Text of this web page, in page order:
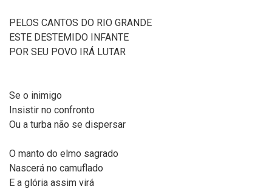
PELOS CANTOS DO RIO GRANDE
ESTE DESTEMIDO INFANTE
POR SEU POVO IRÁ LUTAR
Se o inimigo
Insistir no confronto
Ou a turba não se dispersar
O manto do elmo sagrado
Nascerá no camuflado
E a glória assim virá